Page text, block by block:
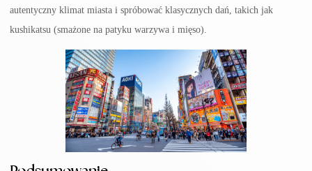
autentyczny klimat miasta i spróbować klasycznych dań, takich jak
kushikatsu (smażone na patyku warzywa i mięso).